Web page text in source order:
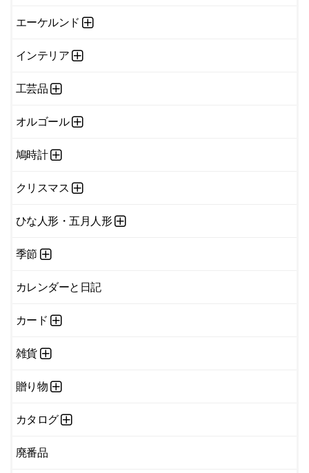
エーケルンド
インテリア
工芸品
オルゴール
鳩時計
クリスマス
ひな人形・五月人形
季節
カレンダーと日記
カード
雑貨
贈り物
カタログ
廃番品